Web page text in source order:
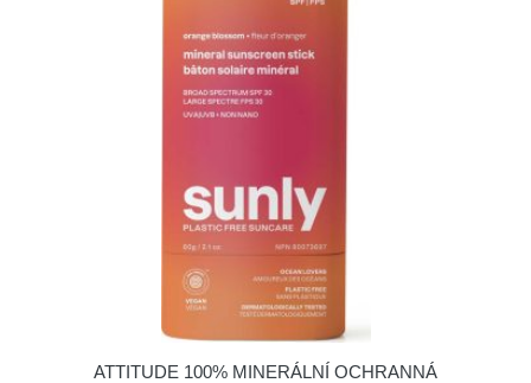
ATTITUDE 100% MINERÁLNÍ OCHRANNÁ